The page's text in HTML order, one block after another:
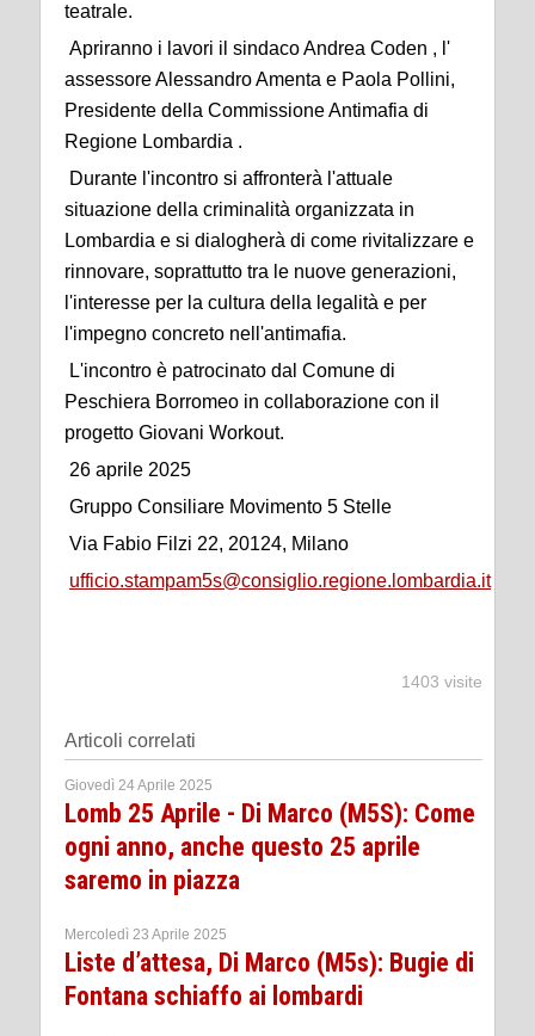
teatrale.
Apriranno i lavori il sindaco Andrea Coden , l'
assessore Alessandro Amenta e Paola Pollini,
Presidente della Commissione Antimafia di
Regione Lombardia .
Durante l'incontro si affronterà l'attuale
situazione della criminalità organizzata in
Lombardia e si dialogherà di come rivitalizzare e
rinnovare, soprattutto tra le nuove generazioni,
l'interesse per la cultura della legalità e per
l'impegno concreto nell'antimafia.
L'incontro è patrocinato dal Comune di
Peschiera Borromeo in collaborazione con il
progetto Giovani Workout.
26 aprile 2025
Gruppo Consiliare Movimento 5 Stelle
Via Fabio Filzi 22, 20124, Milano
ufficio.stampam5s@consiglio.regione.lombardia.it
1403 visite
Articoli correlati
Giovedì 24 Aprile 2025
Lomb 25 Aprile - Di Marco (M5S): Come
ogni anno, anche questo 25 aprile
saremo in piazza
Mercoledì 23 Aprile 2025
Liste d’attesa, Di Marco (M5s): Bugie di
Fontana schiaffo ai lombardi